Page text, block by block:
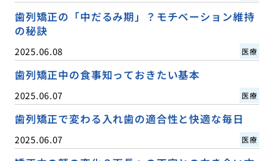
歯列矯正の「中だるみ期」？モチベーション維持
の秘訣
2025.06.08 医療
歯列矯正中の食事知っておきたい基本
2025.06.07 医療
歯列矯正で変わる入れ歯の適合性と快適な毎日
2025.06.07 医療